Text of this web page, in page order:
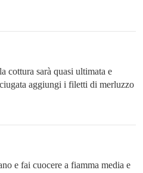
cottura sarà quasi ultimata e
aggiungi i filetti di merluzzo
e fai cuocere a fiamma media e